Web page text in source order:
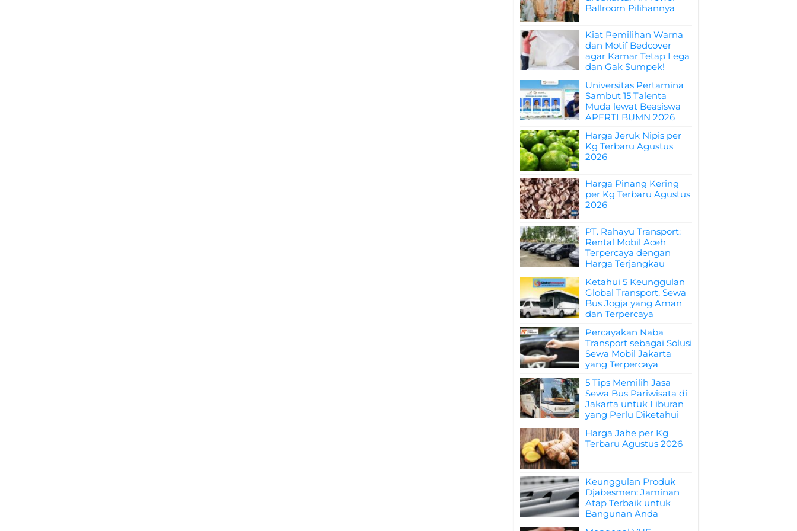
Ballroom Pilihannya
Kiat Pemilihan Warna
dan Motif Bedcover
agar Kamar Tetap Lega
dan Gak Sumpek!
Universitas Pertamina
Sambut 15 Talenta
Muda lewat Beasiswa
APERTI BUMN 2026
Harga Jeruk Nipis per
Kg Terbaru Agustus
2026
Harga Pinang Kering
per Kg Terbaru Agustus
2026
PT. Rahayu Transport:
Rental Mobil Aceh
Terpercaya dengan
Harga Terjangkau
Ketahui 5 Keunggulan
Global Transport, Sewa
Bus Jogja yang Aman
dan Terpercaya
Percayakan Naba
Transport sebagai Solusi
Sewa Mobil Jakarta
yang Terpercaya
5 Tips Memilih Jasa
Sewa Bus Pariwisata di
Jakarta untuk Liburan
yang Perlu Diketahui
Harga Jahe per Kg
Terbaru Agustus 2026
Keunggulan Produk
Djabesmen: Jaminan
Atap Terbaik untuk
Bangunan Anda